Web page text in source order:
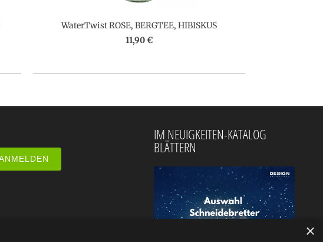
WaterTwist ROSE, BERGTEE, HIBISKUS
11,90 €
IM NEUIGKEITEN-KATALOG
BLÄTTERN
×